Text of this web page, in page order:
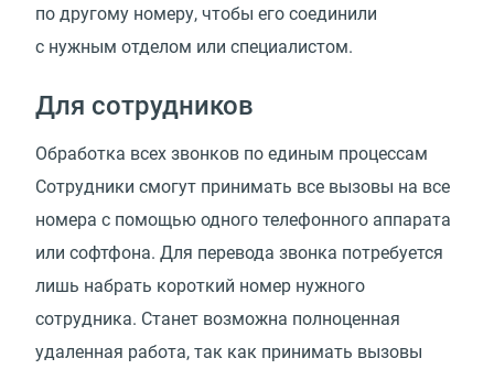
по другому номеру, чтобы его соединили
с нужным отделом или специалистом.
Для сотрудников
Обработка всех звонков по единым процессам
Сотрудники смогут принимать все вызовы на все
номера с помощью одного телефонного аппарата
или софтфона. Для перевода звонка потребуется
лишь набрать короткий номер нужного
сотрудника. Станет возможна полноценная
удаленная работа, так как принимать вызовы